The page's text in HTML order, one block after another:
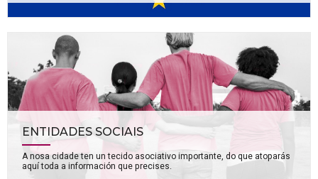
ENTIDADES SOCIAIS
A nosa cidade ten un tecido asociativo importante, do que atoparás
aquí toda a información que precises.